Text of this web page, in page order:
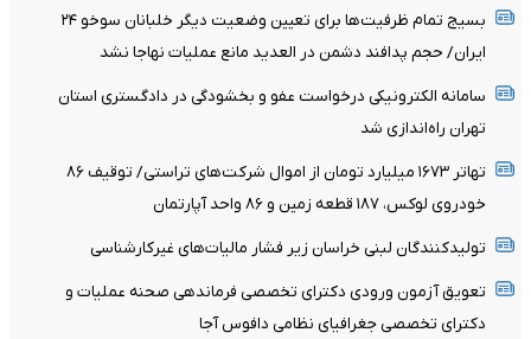
بسیج تمام ظرفیت‌ها برای تعیین وضعیت دیگر خلبانان سوخو ۲۴
ایران/ حجم پدافند دشمن در العدید مانع عملیات نهاجا نشد
سامانه الکترونیکی درخواست عفو و بخشودگی در دادگستری استان
تهران راه‌اندازی شد
تهاتر ۱۶۷۳ میلیارد تومان از اموال شرکت‌های تراستی/ توقیف ۸۶
خودروی لوکس، ۱۸۷ قطعه زمین و ۸۶ واحد آپارتمان
تولیدکنندگان لبنی خراسان زیر فشار مالیات‌های غیرکارشناسی
تعویق آزمون ورودی دکترای تخصصی فرماندهی صحنه عملیات و
دکترای تخصصی جغرافیای نظامی دافوس آجا